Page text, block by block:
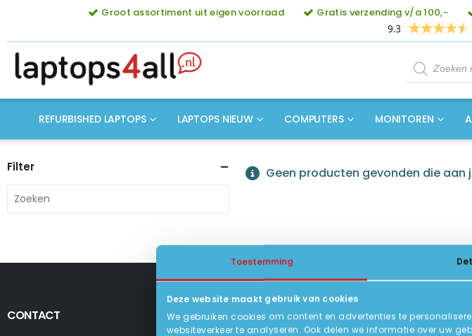
Toestemming
Deze website maakt gebruik van cookies
We gebruiken cookies om content en advertenties te
websiteverkeer te analyseren. Ook delen we informatie over uw
Groot assortiment uit eigen voorraad Gratis verzending v/a 100,-
9.3
Producten
zoeken
REFURBISHED LAPTOPS LAPTOPS NIEUW COMPUTERS MONITOREN
Geen producten gevonden die aan
Filter
CONTACT KLANTENSERVICE